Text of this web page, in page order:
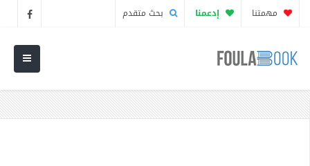
مهمتنا إدعمنا بحث متقدم